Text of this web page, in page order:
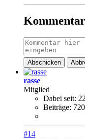
Kommentar
Abschicken
rasse
Mitglied
Dabei seit:
Beiträge:
#14